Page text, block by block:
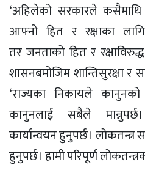
‘अहिलेको सरकारले कसैमाथि
आफ्नो हित र रक्षाका
तर जनताको हित र
शासनबमोजिम शान्तिसुरक्षा र
‘राज्यका निकायले
कानुनलाई सबैले
कार्यान्वयन हुुनुपर्छ।
हुनुपर्छ। हामी परिपूर्ण